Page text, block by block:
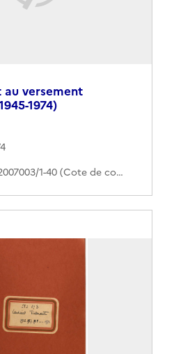
au versement
1974)
576PO/2007003/1-40 (Cote de commande)